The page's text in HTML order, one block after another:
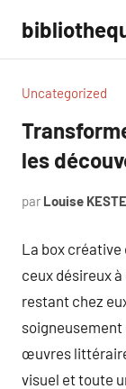
contenu
Uncategorized
les
par Louise
La box créative
ceux désireux
restant chez
œuvres
visuel et toute